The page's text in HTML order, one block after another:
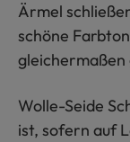
Ärmel
schöne
gleichermaßen
Wolle-Seide
ist, sofern auf